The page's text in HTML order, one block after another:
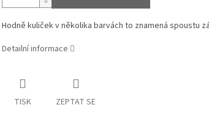
Hodně kuliček v několika barvách to znamená spoustu
Detailní informace
TISK ZEPTAT SE